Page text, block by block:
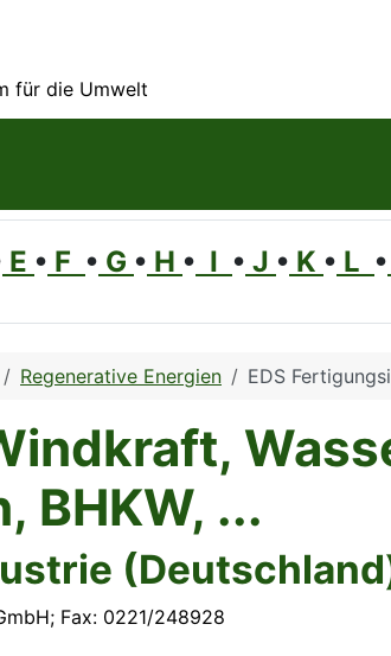
für die Umwelt
E • F • G • H • I • J • K • L •
Regenerative Energien EDS
BHKW, ...
Fax: 0221/248928